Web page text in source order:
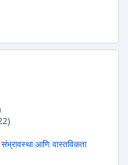
आणि वास्तविकता